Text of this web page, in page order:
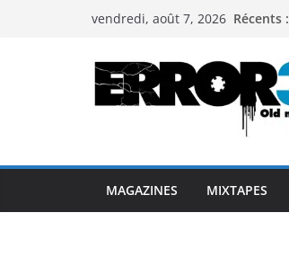
vendredi, août 7, 2026 Récents :
MAGAZINES MIXTAPES